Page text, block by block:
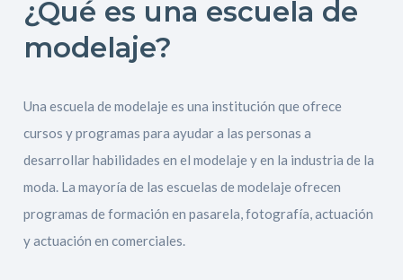
¿Qué es una escuela de
modelaje?
Una escuela de modelaje es una institución que ofrece
cursos y programas para ayudar a las personas a
desarrollar habilidades en el modelaje y en la industria de la
moda. La mayoría de las escuelas de modelaje ofrecen
programas de formación en pasarela, fotografía, actuación
y actuación en comerciales.